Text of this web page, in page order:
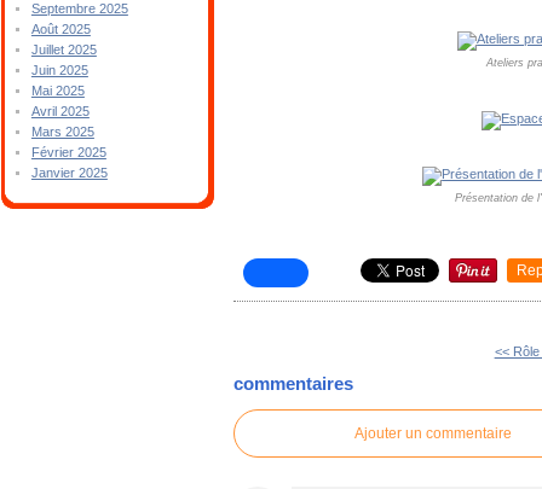
Septembre 2025
Août 2025
Juillet 2025
Juin 2025
Mai 2025
Avril 2025
Mars 2025
Février 2025
Janvier 2025
Ateliers
Présentation de
<<
commentaires
Ajouter un commentaire